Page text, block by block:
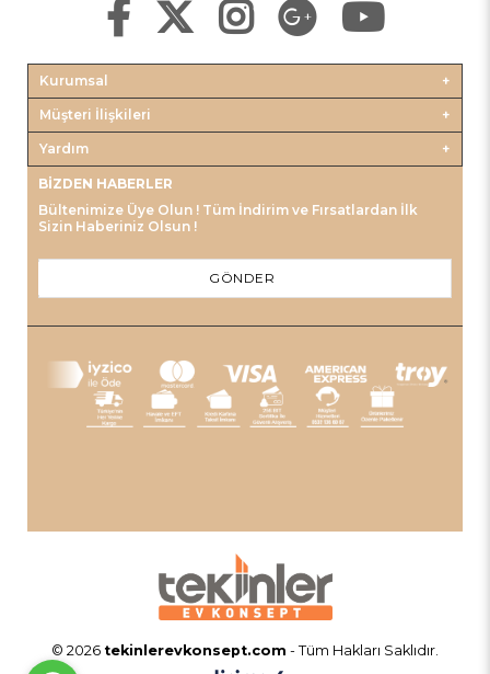
Kurumsal
Müşteri İlişkileri
Yardım
BIZDEN HABERLER
Bültenimize Üye Olun ! Tüm İndirim ve Fırsatlardan İlk
Sizin Haberiniz Olsun !
GÖNDER
© 2026 tekinlerevkonsept.com - Tüm Hakları Saklıdır.